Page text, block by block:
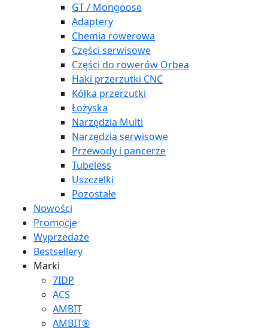
GT / Mongoose
Adaptery
Chemia rowerowa
Części serwisowe
Części do rowerów Orbea
Haki przerzutki CNC
Kółka przerzutki
Łożyska
Narzędzia Multi
Narzędzia serwisowe
Przewody i pancerze
Tubeless
Uszczelki
Pozostałe
Nowości
Promocje
Wyprzedaże
Bestsellery
Marki
7IDP
ACS
AMBIT
AMBIT®